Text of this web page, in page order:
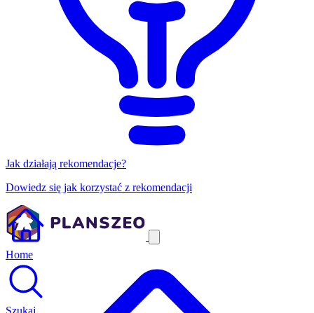
Jak działają rekomendacje?
Dowiedz się jak korzystać z rekomendacji
Home
Szukaj